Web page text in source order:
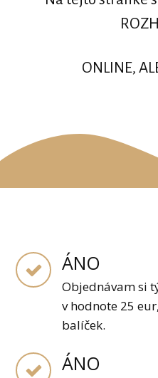
ONLINE,
ÁNO
Objednávam si
v hodnote 25
balíček.
ÁNO